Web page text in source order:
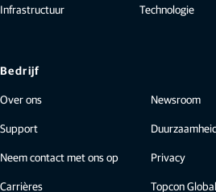
Infrastructuur
Technologie
Bedrijf
Over ons
Support
Neem contact met ons op
Carrières
Newsroom
Privacy
Topcon Global